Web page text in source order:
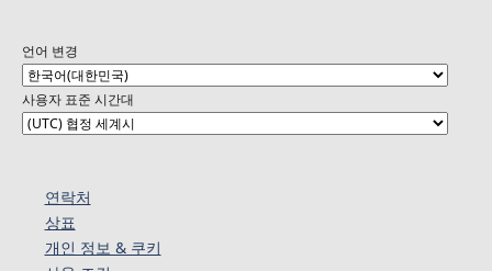
언어 변경
사용자 표준 시간대
연락처
상표
개인 정보 & 쿠키